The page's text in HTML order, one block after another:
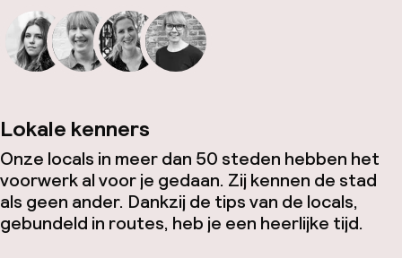
Lokale kenners
Onze locals in meer dan 50 steden hebben het
voorwerk al voor je gedaan. Zij kennen de stad
als geen ander. Dankzij de tips van de locals,
gebundeld in routes, heb je een heerlijke tijd.